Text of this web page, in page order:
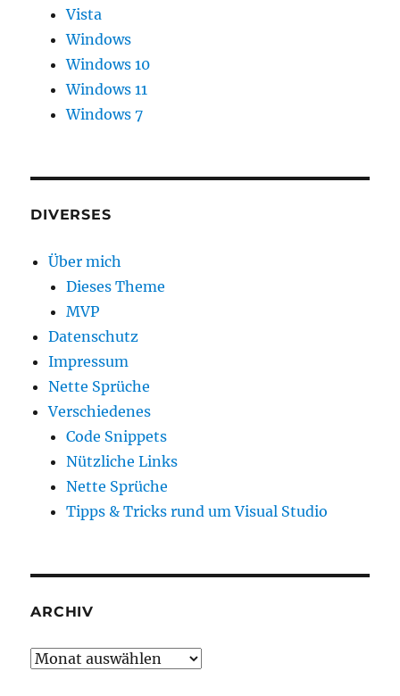
Vista
Windows
Windows 10
Windows 11
Windows 7
DIVERSES
Über mich
Dieses Theme
MVP
Datenschutz
Impressum
Nette Sprüche
Verschiedenes
Code Snippets
Nützliche Links
Nette Sprüche
Tipps & Tricks rund um Visual Studio
ARCHIV
Archiv